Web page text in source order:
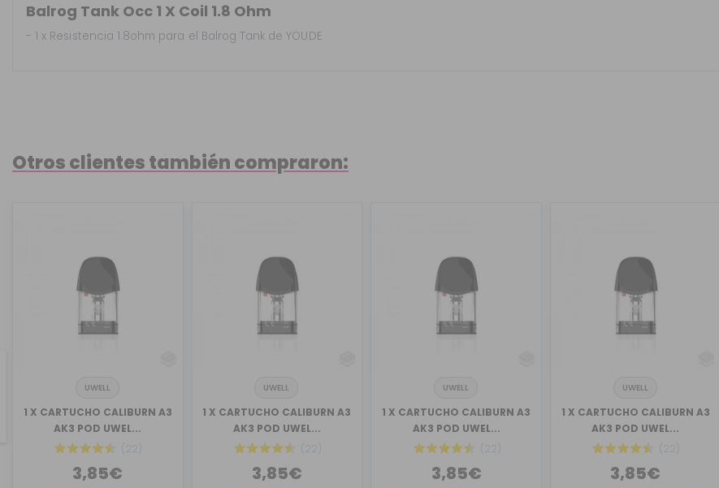
Balrog Tank Occ 1 X Coil 1.8 Ohm
- 1 x Resistencia 1.8ohm para el Balrog Tank de YOUDE
Otros clientes también compraron:
UWELL
1 X CARTUCHO CALIBURN A3
AK3 POD UWEL...
(22)
3,85€
UWELL
1 X CARTUCHO CALIBURN A3
AK3 POD UWEL...
(22)
3,85€
UWELL
1 X CARTUCHO CALIBURN A3
AK3 POD UWEL...
(22)
3,85€
UWELL
1 X CARTUCHO CALIBURN A3
AK3 POD UWEL...
(22)
3,85€